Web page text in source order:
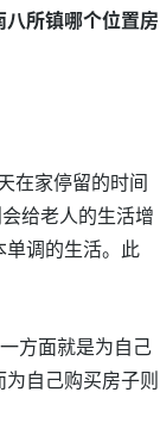
所镇哪个位置房
在家停留的时间
给老人的生活增
单调的生活。此
方面就是为自己
自己购买房子则